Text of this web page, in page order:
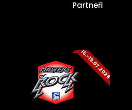
Partneři
16.-19.07.2026